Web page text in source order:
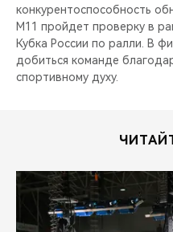
конкурентоспособность
М11 пройдет проверку в
Кубка России по ралли. В
добиться команде
спортивному духу.